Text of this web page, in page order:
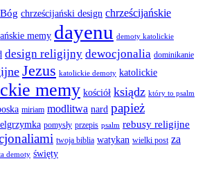
Bóg chrześcijański design chrześcijańskie
memy dayenu demoty katolickie
design religijny dewocjonalia dominikanie
Jezus katolickie demoty katolickie
memy kościół ksiądz który to psalm
miriam modlitwa nard papież
pomysły przepis psalm rebusy religijne
twoja biblia watykan wielki post za
demoty święty